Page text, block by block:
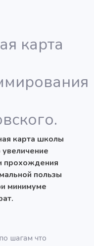
карта
карта школы
прохождения
пользы
минимуме
шагам что